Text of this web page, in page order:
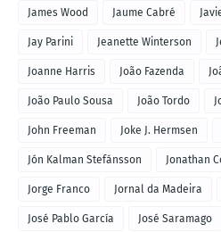
James Wood Jaume Cabré
Jay Parini Jeanette Winterson
Joanne Harris João Fazenda
João Paulo Sousa João Tordo
John Freeman Joke J. Hermsen
Jón Kalman Stefánsson Jonathan
Jorge Franco Jornal da Madeira
José Pablo García José Saramago